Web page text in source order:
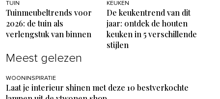
TUIN
Tuinmeubeltrends voor
2026: de tuin als
verlengstuk van binnen
KEUKEN
De keukentrend van dit
jaar: ontdek de houten
keuken in 5 verschillende
stijlen
Meest gelezen
WOONINSPIRATIE
Laat je interieur shinen met deze 10 bestverkochte